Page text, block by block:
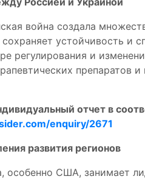
война создала
устойчивость и
регулирования и
препаратов
отчет в
enquiry/2671
развития регионов
особенно США, занимает